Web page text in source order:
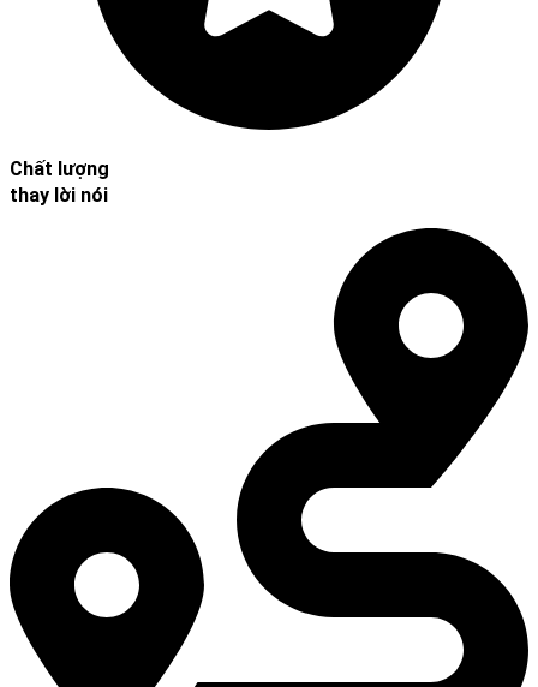
Chất lượng
thay lời nói